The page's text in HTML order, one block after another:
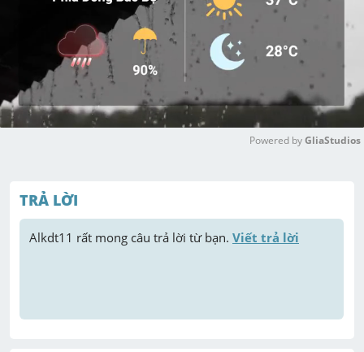
e
Powered by GliaStudios
TRẢ LỜI
Alkdt11 rất mong câu trả lời từ bạn. Viết trả lời